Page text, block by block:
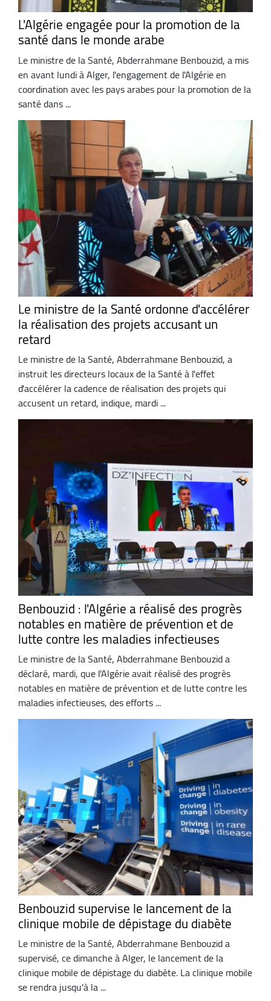
L'Algérie engagée pour la promotion de la
santé dans le monde arabe
Le ministre de la Santé, Abderrahmane Benbouzid, a mis
en avant lundi à Alger, l'engagement de l'Algérie en
coordination avec les pays arabes pour la promotion de la
santé dans ...
Le ministre de la Santé ordonne d'accélérer
la réalisation des projets accusant un
retard
Le ministre de la Santé, Abderrahmane Benbouzid, a
instruit les directeurs locaux de la Santé à l'effet
d'accélérer la cadence de réalisation des projets qui
accusent un retard, indique, mardi ...
Benbouzid : l'Algérie a réalisé des progrès
notables en matière de prévention et de
lutte contre les maladies infectieuses
Le ministre de la Santé, Abderrahmane Benbouzid a
déclaré, mardi, que l'Algérie avait réalisé des progrès
notables en matière de prévention et de lutte contre les
maladies infectieuses, des efforts ...
Benbouzid supervise le lancement de la
clinique mobile de dépistage du diabète
Le ministre de la Santé, Abderrahmane Benbouzid a
supervisé, ce dimanche à Alger, le lancement de la
clinique mobile de dépistage du diabète. La clinique mobile
se rendra jusqu'à la ...